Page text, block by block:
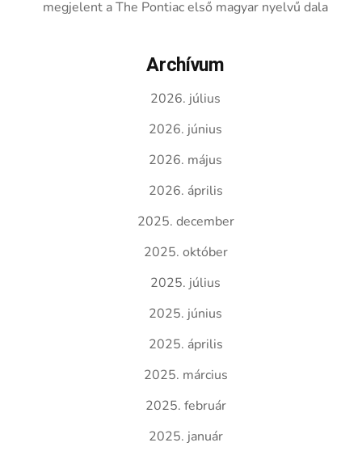
megjelent a The Pontiac első magyar nyelvű dala
Archívum
2026. július
2026. június
2026. május
2026. április
2025. december
2025. október
2025. július
2025. június
2025. április
2025. március
2025. február
2025. január